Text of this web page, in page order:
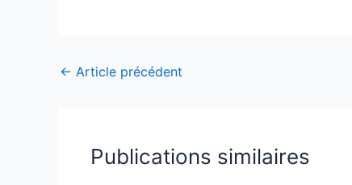
← Article précédent
Publications similaires